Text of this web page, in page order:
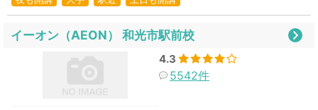
イーオン（AEON） 和光市駅前校
4.3
5542件